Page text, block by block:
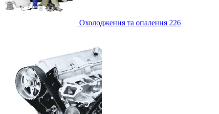
Охолодження та опалення 226